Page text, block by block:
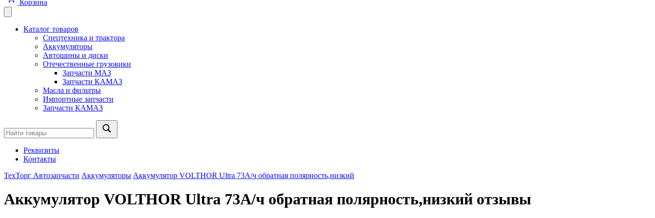
Корзина
Каталог товаров
Спецтехника и трактора
Аккумуляторы
Автошины и диски
Отечественные грузовики
Запчасти МАЗ
Запчасти КАМАЗ
Масла и фильтры
Импортные запчасти
Запчасти КАМАЗ
Реквизиты
Контакты
ТехТорг Автозапчасти Аккумуляторы Аккумулятор VOLTHOR Ultra 73А/ч обратная полярность,низкий
Аккумулятор VOLTHOR Ultra 73А/ч обратная полярность,низкий отзывы